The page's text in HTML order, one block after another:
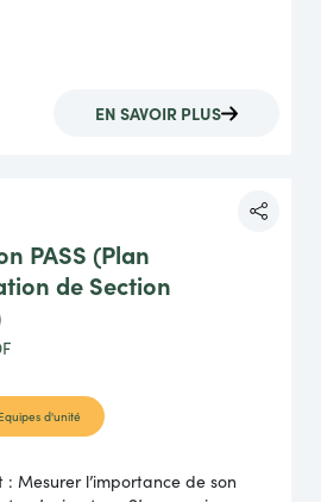
EN SAVOIR PLUS
PASS (Plan
de Section
Equipes d'unité
: Mesurer l’importance de son